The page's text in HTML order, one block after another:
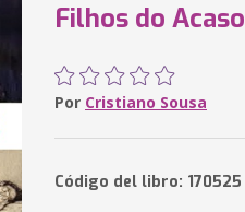
Filhos do Acaso
Por Cristiano Sousa
Código del libro: 170525